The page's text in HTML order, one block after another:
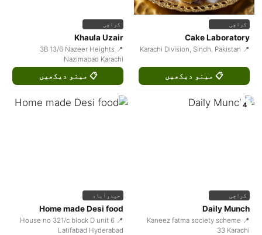
کراچی
Cake Laboratory
📍 Karachi Division, Sindh, Pakistan
📋 مینو دیکھیں
کراچی
Khaula Uzair
📍 3B 13/6 Nazeer Heights
Nazimabad Karachi
📋 مینو دیکھیں
4
کراچی
Daily Munch
📍 Kaneez fatma society scheme
33 Karachi
حیدرآباد
Home made Desi food
📍 House no 321/c block D unit 6
Latifabad Hyderabad